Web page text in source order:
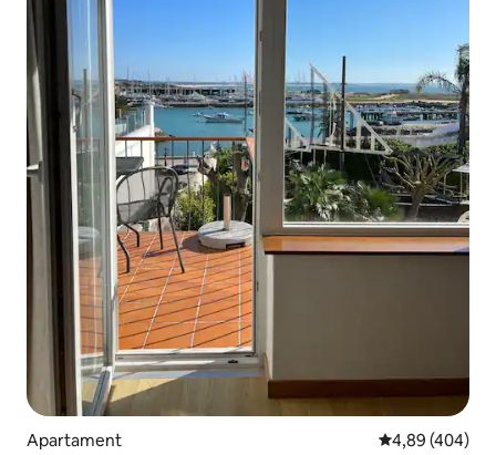
Apartament 4,89 de
4,89 (404)